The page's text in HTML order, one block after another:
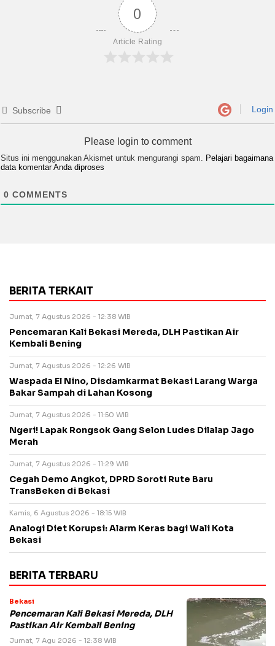
0
Article Rating
Subscribe Login
Please login to comment
Situs ini menggunakan Akismet untuk mengurangi spam. Pelajari bagaimana
data komentar Anda diproses
0 COMMENTS
BERITA TERKAIT
Jumat, 7 Agustus 2026 - 12:38 WIB
Pencemaran Kali Bekasi Mereda, DLH Pastikan Air
Kembali Bening
Jumat, 7 Agustus 2026 - 12:26 WIB
Waspada El Nino, Disdamkarmat Bekasi Larang Warga
Bakar Sampah di Lahan Kosong
Jumat, 7 Agustus 2026 - 11:50 WIB
Ngeri! Lapak Rongsok Gang Selon Ludes Dilalap Jago
Merah
Jumat, 7 Agustus 2026 - 11:29 WIB
Cegah Demo Angkot, DPRD Soroti Rute Baru
TransBeken di Bekasi
Kamis, 6 Agustus 2026 - 18:15 WIB
Analogi Diet Korupsi: Alarm Keras bagi Wali Kota
Bekasi
BERITA TERBARU
Bekasi
Pencemaran Kali Bekasi Mereda, DLH
Pastikan Air Kembali Bening
Jumat, 7 Agu 2026 - 12:38 WIB